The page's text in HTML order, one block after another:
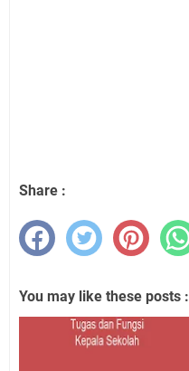
Share :
You may like these posts :